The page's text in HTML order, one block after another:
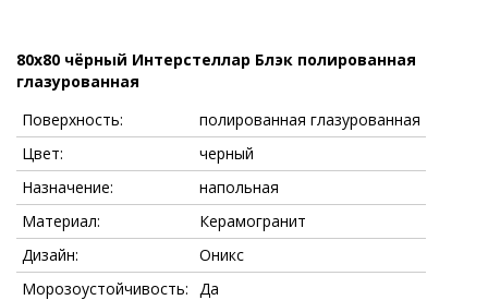
80x80 чёрный Интерстеллар Блэк полированная
глазурованная
Поверхность:
полированная глазурованная
Цвет:
черный
Назначение:
напольная
Материал:
Керамогранит
Дизайн:
Оникс
Морозоустойчивость:
Да